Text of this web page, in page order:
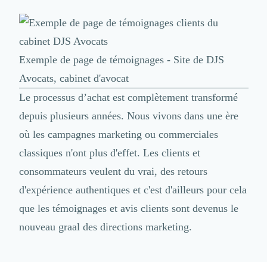
Exemple de page de témoignages - Site de DJS
Avocats, cabinet d'avocat
Le processus d’achat est complètement transformé
depuis plusieurs années. Nous vivons dans une ère
où les campagnes marketing ou commerciales
classiques n'ont plus d'effet. Les clients et
consommateurs veulent du vrai, des retours
d'expérience authentiques et c'est d'ailleurs pour cela
que les témoignages et avis clients sont devenus le
nouveau graal des directions marketing.